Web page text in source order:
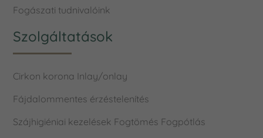
Fogászati információk
Szolgáltatások
Cirkon korona Inlay/onlay